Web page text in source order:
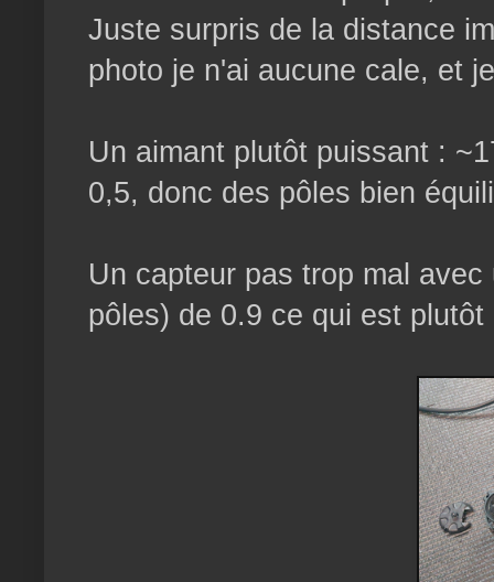
Juste surpris de la distance
photo je n'ai aucune cale, et
Un aimant plutôt puissant :
0,5, donc des pôles bien
Un capteur pas trop mal
pôles) de 0.9 ce qui est